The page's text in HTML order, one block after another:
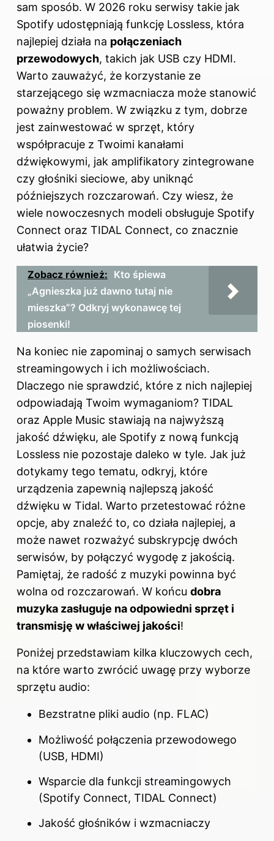
sam sposób. W 2026 roku serwisy takie jak
Spotify udostępniają funkcję Lossless, która
najlepiej działa na połączeniach
przewodowych, takich jak USB czy HDMI.
Warto zauważyć, że korzystanie ze
starzejącego się wzmacniacza może stanowić
poważny problem. W związku z tym, dobrze
jest zainwestować w sprzęt, który
współpracuje z Twoimi kanałami
dźwiękowymi, jak amplifikatory zintegrowane
czy głośniki sieciowe, aby uniknąć
późniejszych rozczarowań. Czy wiesz, że
wiele nowoczesnych modeli obsługuje Spotify
Connect oraz TIDAL Connect, co znacznie
ułatwia życie?
Zobacz również: Kto śpiewa
„Agnieszka już dawno tutaj nie
mieszka”? Odkryj wykonawcę tej
piosenki!
Na koniec nie zapominaj o samych serwisach
streamingowych i ich możliwościach.
Dlaczego nie sprawdzić, które z nich najlepiej
odpowiadają Twoim wymaganiom? TIDAL
oraz Apple Music stawiają na najwyższą
jakość dźwięku, ale Spotify z nową funkcją
Lossless nie pozostaje daleko w tyle. Jak już
dotykamy tego tematu, odkryj, które
urządzenia zapewnią najlepszą jakość
dźwięku w Tidal. Warto przetestować różne
opcje, aby znaleźć to, co działa najlepiej, a
może nawet rozważyć subskrypcję dwóch
serwisów, by połączyć wygodę z jakością.
Pamiętaj, że radość z muzyki powinna być
wolna od rozczarowań. W końcu dobra
muzyka zasługuje na odpowiedni sprzęt i
transmisję w właściwej jakości!
Poniżej przedstawiam kilka kluczowych cech,
na które warto zwrócić uwagę przy wyborze
sprzętu audio:
Bezstratne pliki audio (np. FLAC)
Możliwość połączenia przewodowego
(USB, HDMI)
Wsparcie dla funkcji streamingowych
(Spotify Connect, TIDAL Connect)
Jakość głośników i wzmacniaczy